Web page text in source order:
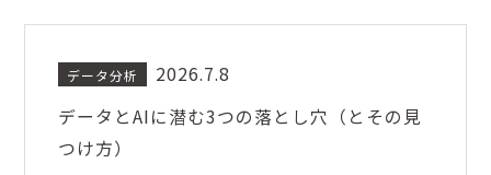
データ分析
2026.7.8
データとAIに潜む3つの落とし穴（とその見
つけ方）